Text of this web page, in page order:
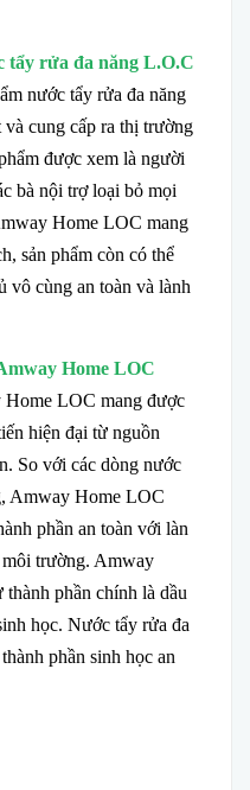
tẩy rửa đa năng L.O.C
nước tẩy rửa đa năng
và cung cấp ra thị trường
được xem là người
bà nội trợ loại bỏ mọi
Home LOC mang
sản phẩm còn có thể
vô cùng an toàn và lành
Home LOC
LOC mang được
hiện đại từ nguồn
So với các dòng nước
Amway Home LOC
phần an toàn với làn
trường. Amway
phần chính là dầu
học. Nước tẩy rửa đa
phần sinh học an